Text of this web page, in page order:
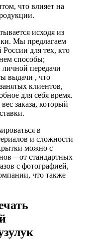
что влияет на
исходя из
Мы предлагаем
России для тех, кто
способы;
передачи
выдачи , что
клиентов,
для себя время.
заказа, который
в
и сложности
можно с
– от стандартных
с фотографией,
что также